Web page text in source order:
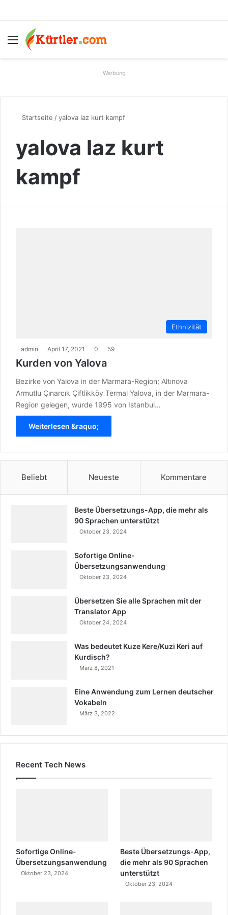
Menü
Werbung
Startseite /yalova laz kurt kampf
yalova laz kurt
kampf
Ethnizität
admin April 17, 2021 0 59
Kurden von Yalova
Bezirke von Yalova in der Marmara-Region; Altınova
Armutlu Çınarcık Çiftlikköy Termal Yalova, in der Marmara-
Region gelegen, wurde 1995 von Istanbul…
Weiterlesen &raquo;
Beliebt Neueste Kommentare
Beste Übersetzungs-App, die mehr als
90 Sprachen unterstützt
Oktober 23, 2024
Sofortige Online-
Übersetzungsanwendung
Oktober 23, 2024
Übersetzen Sie alle Sprachen mit der
Translator App
Oktober 24, 2024
Was bedeutet Kuze Kere/Kuzi Keri auf
Kurdisch?
März 8, 2021
Eine Anwendung zum Lernen deutscher
Vokabeln
März 3, 2022
Recent Tech News
Sofortige Online-
Übersetzungsanwendung
Oktober 23, 2024
Beste Übersetzungs-App,
die mehr als 90 Sprachen
unterstützt
Oktober 23, 2024